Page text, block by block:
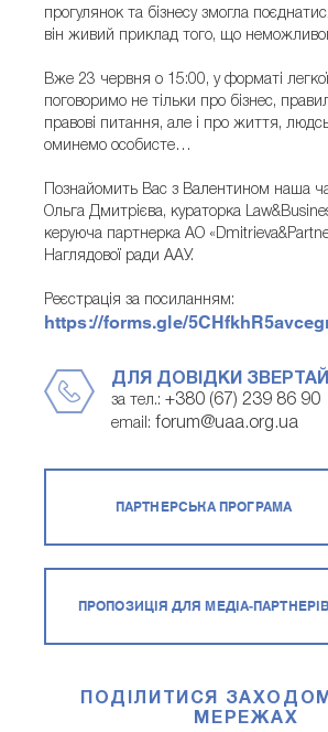
прогулянок та бізнесу змогла
він живий приклад того, що
Вже 23 червня о 15:00, у форматі
поговоримо не тільки про бізнес,
правові питання, але і про життя,
оминемо особисте…
Познайомить Вас з Валентином наша
Ольга Дмитрієва, кураторка
керуюча партнерка АО
Наглядової ради ААУ.
Реєстрація за посиланням:
https://forms.gle/
ДЛЯ ДОВІДКИ
за тел.: +380 (67) 239 86 90
email: forum@uaa.org.ua
ПАРТНЕРСЬКА ПРОГРАМА
ПРОПОЗИЦІЯ ДЛЯ МЕДІА-ПАРТНЕРІВ
ПОДІЛИТИСЯ
МЕРЕЖАХ